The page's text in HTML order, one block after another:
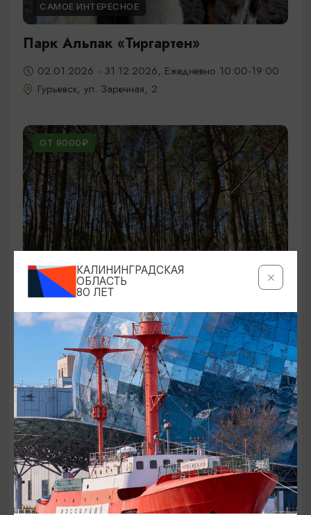
САМОЕ ИНТЕРЕСНОЕ
Парк Альпак «Тиргартен»
02.01.2026 - 31.12.2026, Ежедневно 10:00-19:00
Гурьевск, ул. Заречная, 2
ОТ 9000₽
ЭКСКУРСИИ УЧРЕЖДЕНИЙ КУЛЬТУРЫ
Аудиоспектакль «Истории Куршской
косы»
01.02.2026 - 31.12.2026, 13:00
Куршская коса
ОТ 2500₽
КАЛИНИНГРАДСКАЯ
ОБЛАСТЬ
80 ЛЕТ